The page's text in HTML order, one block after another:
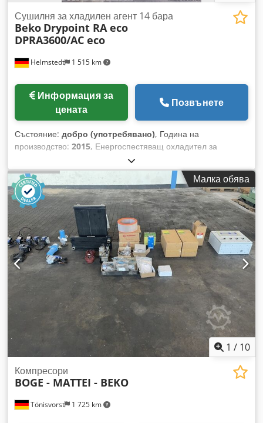
Helmstedt 1 515 km
Сушилня за хладилен агент 14 бара
Beko Drypoint RA eco
DPRA3600/AC eco
Информация за
цената
Позвънете
Състояние: добро (употребявано), Година на
производство: 2015, Енергоспестяващ охладител за
сгъстен въздух. Година на производство: 2015. Cjdpfsg A
Hcxjx Aprsha Налягане: 14 бара.
Малка обява
1 / 10
Tönisvorst 1 725 km
Компресори
BOGE - MATTEI - BEKO